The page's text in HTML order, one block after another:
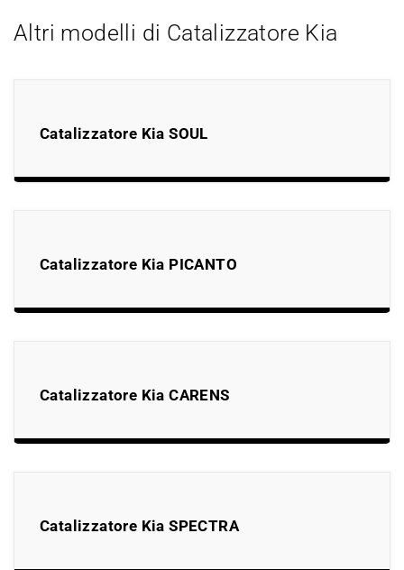
Altri modelli di Catalizzatore Kia
Catalizzatore Kia SOUL
Catalizzatore Kia PICANTO
Catalizzatore Kia CARENS
Catalizzatore Kia SPECTRA